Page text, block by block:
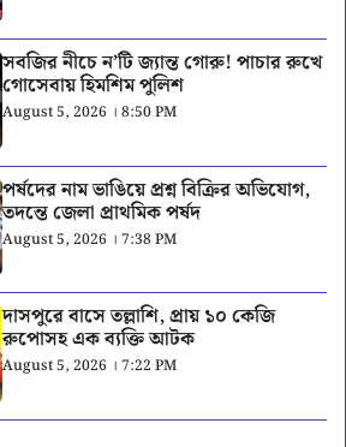
সবজির নীচে ন’টি জ্যান্ত গোরু! পাচার রুখে
গোসেবায় হিমশিম পুলিশ
August 5, 2026 । 8:50 PM
পর্ষদের নাম ভাঙিয়ে প্রশ্ন বিক্রির অভিযোগ,
তদন্তে জেলা প্রাথমিক পর্ষদ
August 5, 2026 । 7:38 PM
দাসপুরে বাসে তল্লাশি, প্রায় ১০ কেজি
রুপোসহ এক ব্যক্তি আটক
August 5, 2026 । 7:22 PM